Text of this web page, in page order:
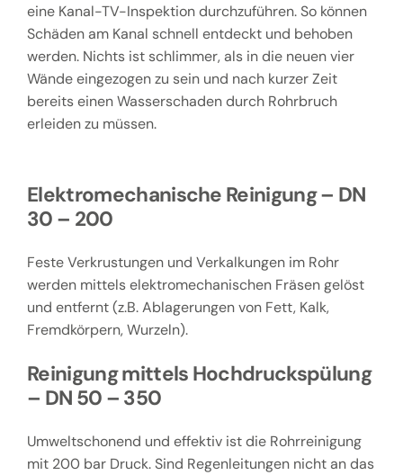
eine Kanal-TV-Inspektion durchzuführen. So können
Schäden am Kanal schnell entdeckt und behoben
werden. Nichts ist schlimmer, als in die neuen vier
Wände eingezogen zu sein und nach kurzer Zeit
bereits einen Wasserschaden durch Rohrbruch
erleiden zu müssen.
Elektromechanische Reinigung – DN
30 – 200
Feste Verkrustungen und Verkalkungen im Rohr
werden mittels elektromechanischen Fräsen gelöst
und entfernt (z.B. Ablagerungen von Fett, Kalk,
Fremdkörpern, Wurzeln).
Reinigung mittels Hochdruckspülung
– DN 50 – 350
Umweltschonend und effektiv ist die Rohrreinigung
mit 200 bar Druck. Sind Regenleitungen nicht an das